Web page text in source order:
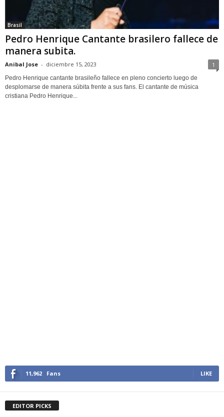
Brasil
Pedro Henrique Cantante brasilero fallece de
manera subita.
Anibal Jose - diciembre 15, 2023 1
Pedro Henrique cantante brasileño fallece en pleno concierto luego de
desplomarse de manera súbita frente a sus fans. El cantante de música
cristiana Pedro Henrique...
11,962 Fans LIKE
EDITOR PICKS